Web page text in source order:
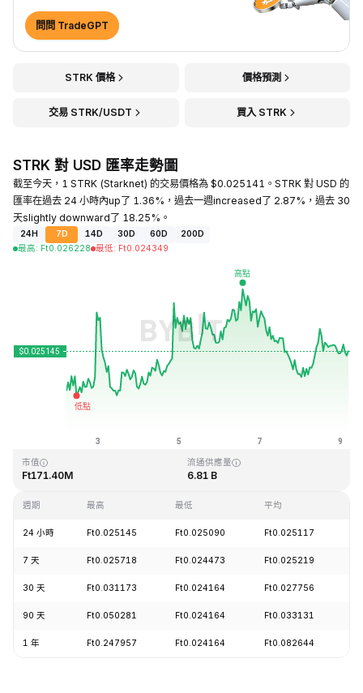
問問 TradeGPT
STRK 價格 價格預測
交易 STRK/USDT 買入 STRK
STRK 對 USD 匯率走勢圖
截至今天，1 STRK (Starknet) 的交易價格為 $0.025141。STRK 對 USD 的
匯率在過去 24 小時內up了 1.36%，過去一週increased了 2.87%，過去 30
天slightly downward了 18.25%。
24H 7D 14D 30D 60D
200D
最高: Ft0.026228 最低: Ft0.024349
最近更新時間：2026-08-09 04:38 (GMT+0)
市值
Ft171.40M
流通供應量
6.81 B
週期 最高 最低 平均
24 小時 Ft0.025145 Ft0.025090 Ft0.025117
7 天 Ft0.025718 Ft0.024473 Ft0.025219
30 天 Ft0.031173 Ft0.024164 Ft0.027756
90 天 Ft0.050281 Ft0.024164 Ft0.033131
1 年 Ft0.247957 Ft0.024164 Ft0.082644